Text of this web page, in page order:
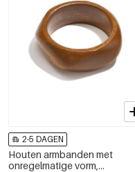
2-5 DAGEN
Houten armbanden met
onregelmatige vorm,